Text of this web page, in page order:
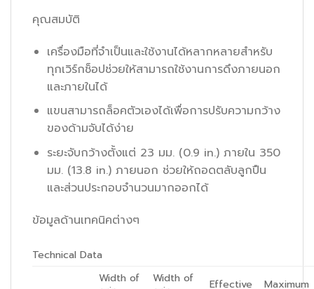
คุณสมบัติ
เครื่องมือที่จำเป็นและใช้งานได้หลากหลายสำหรับ
ทุกเวิร์กช็อปช่วยให้สามารถใช้งานการดึงภายนอก
และภายในได้
แขนสามารถล็อคตัวเองได้เพื่อการปรับความกว้าง
ของด้ามจับได้ง่าย
ระยะจับกว้างตั้งแต่ 23 มม. (0.9 in.) ภายใน 350
มม. (13.8 in.) ภายนอก ช่วยให้ถอดตลับลูกปืน
และส่วนประกอบจำนวนมากออกได้
ข้อมูลด้านเทคนิคต่างๆ
Technical Data
Width of
Width of
Effective
Maximum